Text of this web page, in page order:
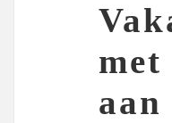
met
aan